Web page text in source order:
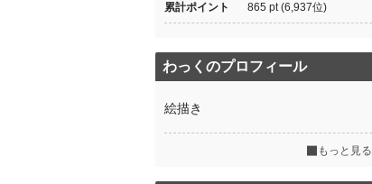
累計ポイント 865 pt (6,937位)
わっくのプロフィール
絵描き
もっと見る